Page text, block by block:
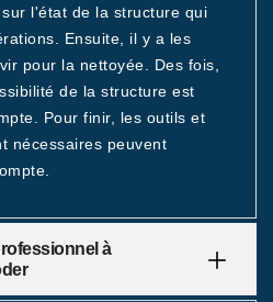
l'état de la structure qui
Ensuite, il y a les
pour la nettoyée. Des fois,
de la structure est
Pour finir, les outils et
nécessaires peuvent
à